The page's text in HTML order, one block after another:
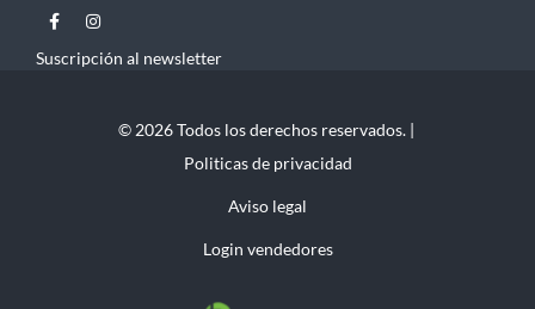
Suscripción al newsletter
© 2026 Todos los derechos reservados. |
Politicas de privacidad
Aviso legal
Login vendedores